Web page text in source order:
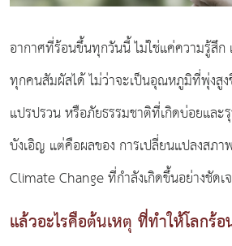
อากาศที่ร้อนขึ้นทุกวันนี้ ไม่ใช่แค่ความรู้สึก
ทุกคนสัมผัสได้ ไม่ว่าจะเป็นอุณหภูมิที่พุ่งสู
แปรปรวน หรือภัยธรรมชาติที่เกิดบ่อยและรุ
บังเอิญ แต่คือผลของ การเปลี่ยนแปลงสภ
Climate Change ที่กำลังเกิดขึ้นอย่างชัดเ
แล้วอะไรคือต้นเหตุ ที่ทำให้โลกร้